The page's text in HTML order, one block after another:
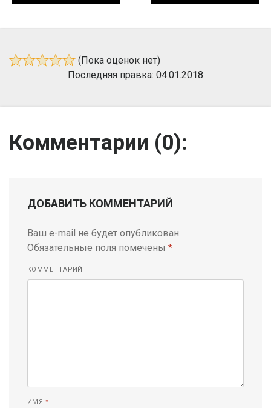
(Пока оценок нет)
Последняя правка: 04.01.2018
Комментарии (0):
ДОБАВИТЬ КОММЕНТАРИЙ
Ваш e-mail не будет опубликован.
Обязательные поля помечены *
КОММЕНТАРИЙ
ИМЯ *